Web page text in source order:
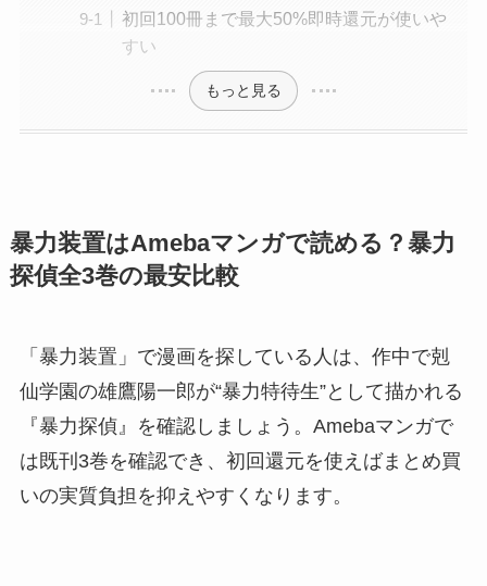
初回100冊まで最大50%即時還元が使いや
すい
もっと見る
暴力装置はAmebaマンガで読める？暴力
探偵全3巻の最安比較
「暴力装置」で漫画を探している人は、作中で剋
仙学園の雄鷹陽一郎が“暴力特待生”として描かれる
『暴力探偵』を確認しましょう。Amebaマンガで
は既刊3巻を確認でき、初回還元を使えばまとめ買
いの実質負担を抑えやすくなります。